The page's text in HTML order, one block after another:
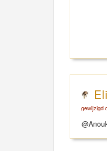
gewijzigd